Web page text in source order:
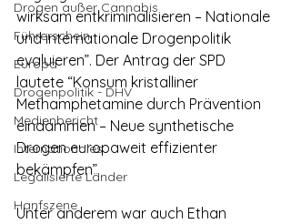
Drogen außer Cannabis
Führerschein
Europa
Drogenpolitik - DHV
Medienbericht
Internationales
Legalisierte Länder
Hanfszene
wirksam entkriminalisieren – Nationale
und internationale Drogenpolitik
evaluieren”. Der Antrag der SPD
lautete “Konsum kristalliner
Methamphetamine durch Prävention
eindämmen – Neue synthetische
Drogen europaweit effizienter
bekämpfen”.
Unter anderem war auch Ethan